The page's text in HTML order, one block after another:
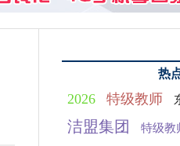
热
2026 特级教师
洁盟集团 特级教